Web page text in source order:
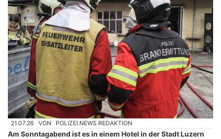
21.07.26 VON POLIZEI.NEWS REDAKTION
Am Sonntagabend ist es in einem Hotel in der Stadt Luzern